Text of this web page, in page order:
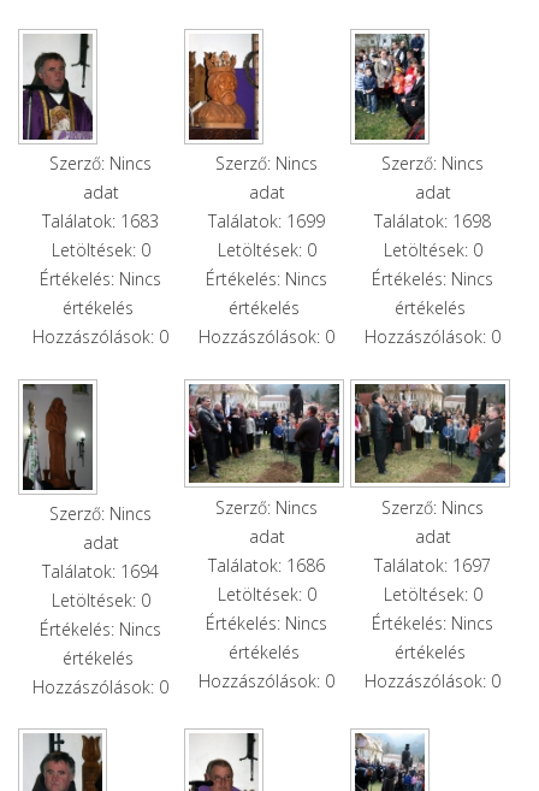
Szerző: Nincs
adat
Találatok: 1683
Letöltések: 0
Értékelés: Nincs
értékelés
Hozzászólások: 0
Szerző: Nincs
adat
Találatok: 1699
Letöltések: 0
Értékelés: Nincs
értékelés
Hozzászólások: 0
Szerző: Nincs
adat
Találatok: 1698
Letöltések: 0
Értékelés: Nincs
értékelés
Hozzászólások: 0
Szerző: Nincs
adat
Találatok: 1694
Letöltések: 0
Értékelés: Nincs
értékelés
Hozzászólások: 0
Szerző: Nincs
adat
Találatok: 1686
Letöltések: 0
Értékelés: Nincs
értékelés
Hozzászólások: 0
Szerző: Nincs
adat
Találatok: 1697
Letöltések: 0
Értékelés: Nincs
értékelés
Hozzászólások: 0